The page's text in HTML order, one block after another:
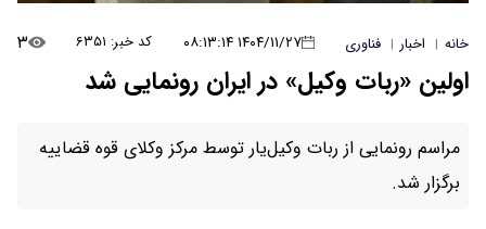
خانه | اخبار | فناوری ۱۴۰۴/۱۱/۲۷ ۰۸:۱۳:۱۴ کد خبر: ۶۳۵۱ ۳
اولین «ربات وکیل» در ایران رونمایی شد
مراسم رونمایی از ربات وکیل‌یار توسط مرکز وکلای قوه قضاییه
برگزار شد.